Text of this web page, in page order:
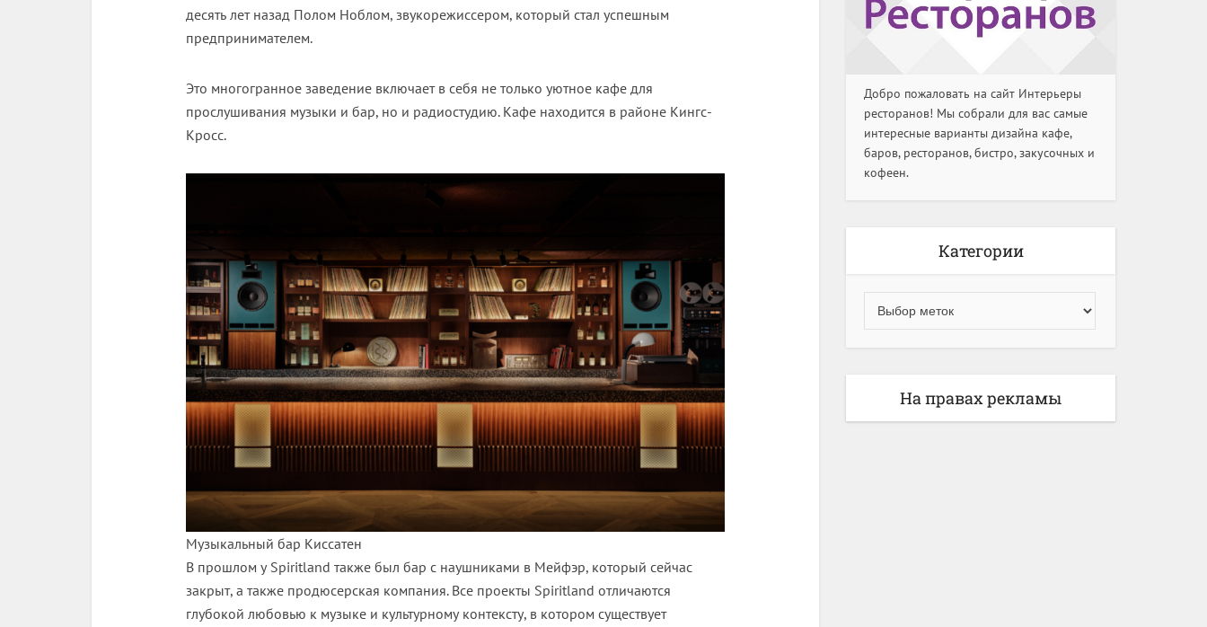
десять лет назад Полом Ноблом, звукорежиссером, который стал успешным
предпринимателем.
Это многогранное заведение включает в себя не только уютное кафе для
прослушивания музыки и бар, но и радиостудию. Кафе находится в районе Кингс-
Кросс.
Музыкальный бар Киссатен
В прошлом у Spiritland также был бар с наушниками в Мейфэр, который сейчас
закрыт, а также продюсерская компания. Все проекты Spiritland отличаются
глубокой любовью к музыке и культурному контексту, в котором существует
Добро пожаловать на сайт Интерьеры
ресторанов! Мы собрали для вас самые
интересные варианты дизайна кафе,
баров, ресторанов, бистро, закусочных и
кофеен.
Категории
На правах рекламы